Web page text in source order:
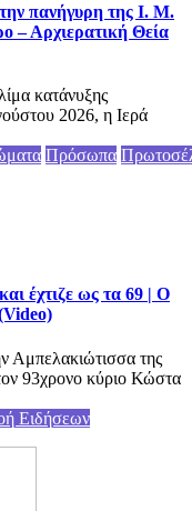
πανήγυρη της Ι. Μ.
– Αρχιερατική Θεία
κατάνυξης
2026, η Ιερά
Πρόσωπα
έχτιζε ως τα 69 | Ο
Αμπελακιώτισσα της
93χρονο κύριο Κώστα
Ειδήσεων